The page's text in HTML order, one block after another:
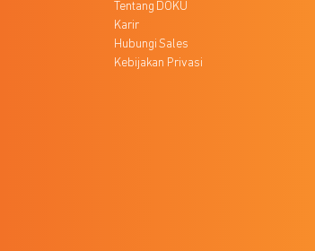
Tentang DOKU
Karir
Hubungi Sales
Kebijakan Privasi